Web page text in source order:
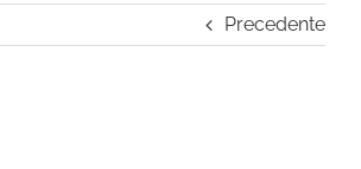
Precedente